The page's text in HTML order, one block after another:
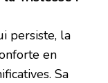
persiste, la
en
Sa